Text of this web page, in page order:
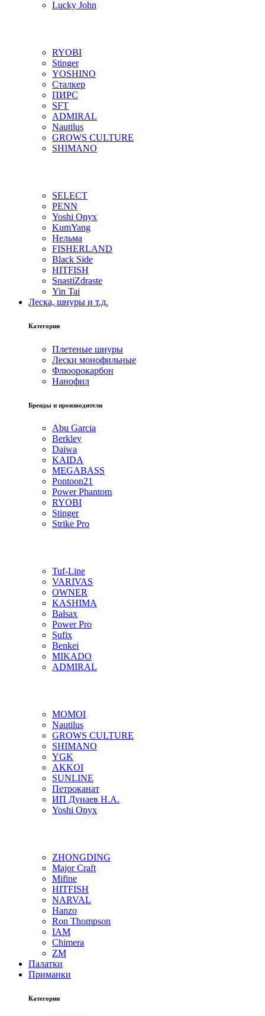
Lucky John
RYOBI
Stinger
YOSHINO
Сталкер
ПИРС
SFT
ADMIRAL
Nautilus
GROWS CULTURE
SHIMANO
SELECT
PENN
Yoshi Onyx
KumYang
Нельма
FISHERLAND
Black Side
HITFISH
SnastiZdraste
Yin Tai
Леска, шнуры и т.д.
Категории
Плетеные шнуры
Лески монофильные
Флюорокарбон
Нанофил
Бренды и производители
Abu Garcia
Berkley
Daiwa
KAIDA
MEGABASS
Pontoon21
Power Phantom
RYOBI
Stinger
Strike Pro
Tuf-Line
VARIVAS
OWNER
KASHIMA
Balsax
Power Pro
Sufix
Benkei
MIKADO
ADMIRAL
MOMOI
Nautilus
GROWS CULTURE
SHIMANO
YGK
AKKOI
SUNLINE
Петроканат
ИП Дунаев Н.А.
Yoshi Onyx
ZHONGDING
Major Craft
Mifine
HITFISH
NARVAL
Hanzo
Ron Thompson
IAM
Chimera
ZM
Палатки
Приманки
Категории